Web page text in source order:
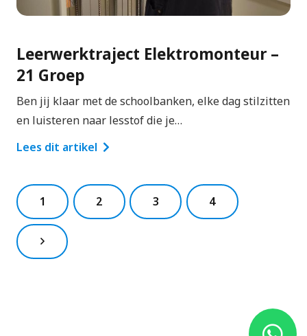
Leerwerktraject Elektromonteur –
21 Groep
Ben jij klaar met de schoolbanken, elke dag stilzitten
en luisteren naar lesstof die je…
Lees dit artikel
1 2 3 4